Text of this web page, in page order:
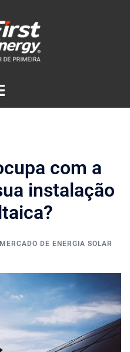
com a
instalação
DE ENERGIA SOLAR